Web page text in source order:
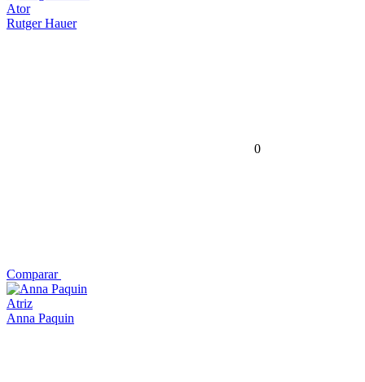
Ator
Rutger Hauer
0
Comparar
Atriz
Anna Paquin